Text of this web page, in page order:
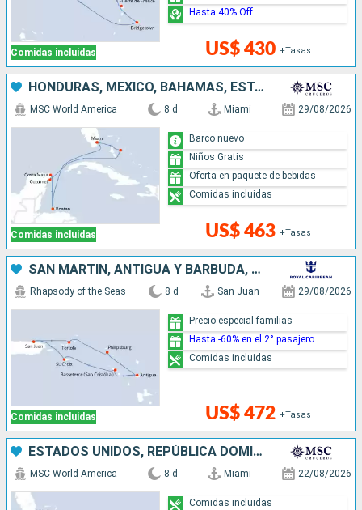
Comidas incluidas US$ 430 +Tasas
Hasta 40% Off
HONDURAS, MÉXICO, BAHAMAS, ESTADOS UNIDOS
Comidas incluidas
MSC World America 8 d Miami 29/08/2026
US$ 463 +Tasas
Barco nuevo
Niños Gratis
Oferta en paquete de bebidas
Comidas incluidas
SAN MARTÍN, ANTIGUA Y BARBUDA, PUERTO RICO
Comidas incluidas
Rhapsody of the Seas 8 d San Juan 29/08/2026
US$ 472 +Tasas
Precio especial familias
Hasta -60% en el 2° pasajero
Comidas incluidas
ESTADOS UNIDOS, REPÚBLICA DOMINICANA, PUERTO RICO, BAHAMAS
MSC World America 8 d Miami 22/08/2026
Comidas incluidas